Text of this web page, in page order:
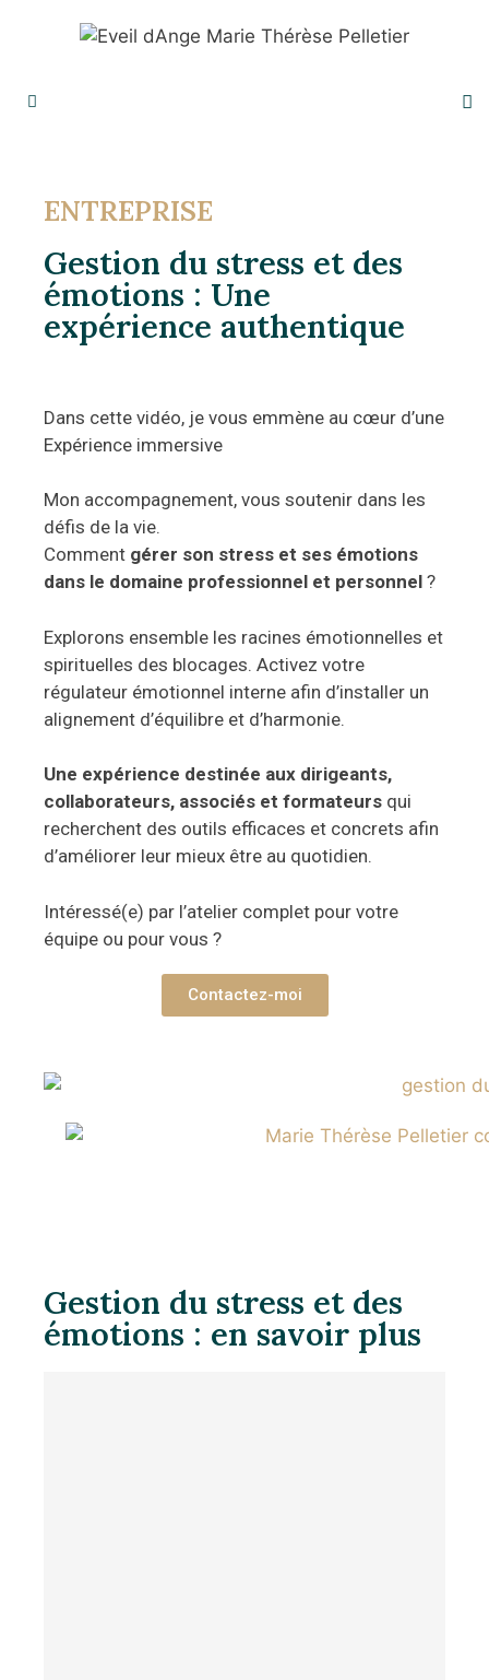
ENTREPRISE
Gestion du stress et des
émotions : Une
expérience authentique
Dans cette vidéo, je vous emmène au cœur d’une
Expérience immersive
Mon accompagnement, vous soutenir dans les
défis de la vie.
Comment gérer son stress et ses émotions
dans le domaine professionnel et personnel ?
Explorons ensemble les racines émotionnelles et
spirituelles des blocages. Activez votre
régulateur émotionnel interne afin d’installer un
alignement d’équilibre et d’harmonie.
Une expérience destinée aux dirigeants,
collaborateurs, associés et formateurs qui
recherchent des outils efficaces et concrets afin
d’améliorer leur mieux être au quotidien.
Intéressé(e) par l’atelier complet pour votre
équipe ou pour vous ?
Contactez-moi
Gestion du stress et des
émotions : en savoir plus